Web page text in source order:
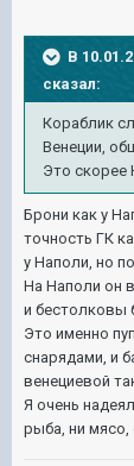
В
сказал:
Кораблик
Венеции,
Это скорее
Брони как у
точность ГК
у Наполи, но
На Наполи он
и бестолковы
Это именно
снарядами, и
венециевой
Я очень
рыба, ни мясо,